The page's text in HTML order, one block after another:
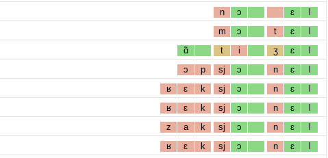
n ɔ ɛ l
m ɔ t ɛ l
ɑ̃ t i ʒ ɛ l
ɔ p sj ɔ n ɛ l
ʁ ɛ k sj ɔ n ɛ l
ʁ ɛ k sj ɔ n ɛ l
z a k sj ɔ n ɛ l
ʁ ɛ k sj ɔ n ɛ l